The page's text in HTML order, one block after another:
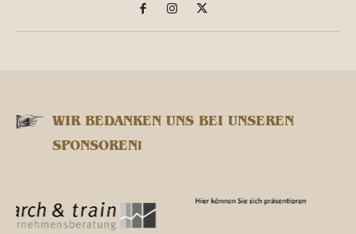
WIR BEDANKEN UNS BEI UNSEREN
SPONSOREN!